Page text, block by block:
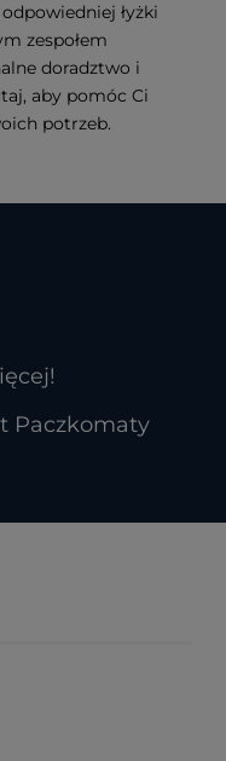
łyżki
zespołem
doradztwo i
aby pomóc Ci
potrzeb.
Paczkomaty